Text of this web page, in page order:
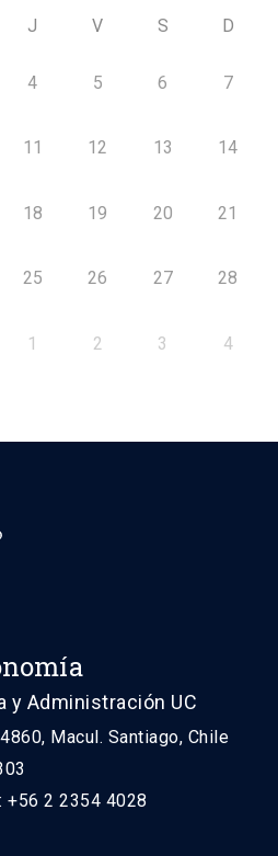
J V S D
4 5 6 7
11 12 13 14
18 19 20 21
25 26 27 28
1 2 3 4
y Administración UC
Macul. Santiago, Chile
+56 2 2354 4028